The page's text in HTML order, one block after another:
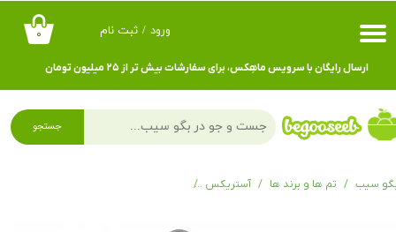
۰ ورود / ثبت نام
حساب کاربری من
تغییر گذر واژه
سفارشات
ارسال رایگان با سرویس ماهِکس، برای سفارشات بیش تر از ۲۵ میلیون تومان
جستجو
سیب تم ها و برند ها آستریکس